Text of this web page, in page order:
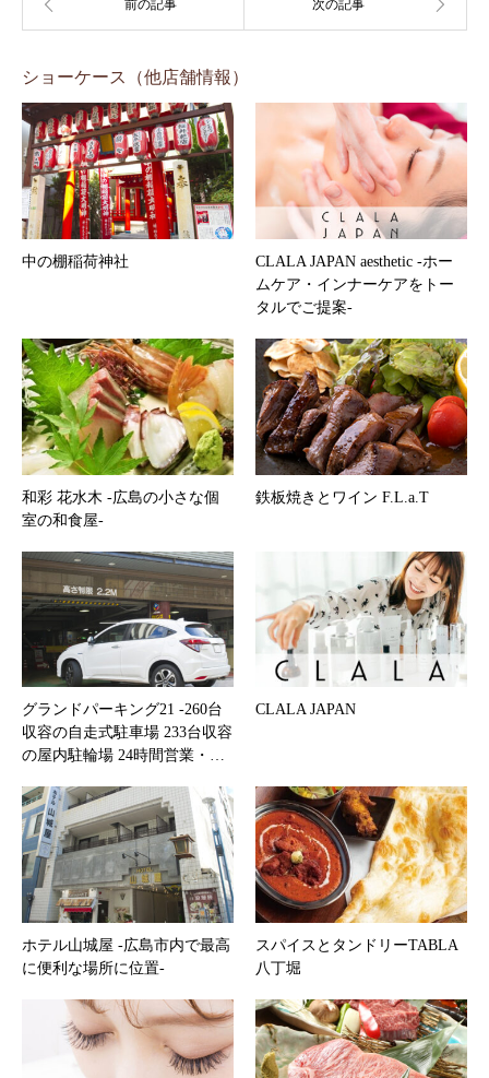
ショーケース（他店舗情報）
中の棚稲荷神社
CLALA JAPAN aesthetic -ホー
ムケア・インナーケアをトー
タルでご提案-
和彩 花水木 -広島の小さな個
室の和食屋-
鉄板焼きとワイン F.L.a.T
グランドパーキング21 -260台
収容の自走式駐車場 233台収容
の屋内駐輪場 24時間営業・…
CLALA JAPAN
ホテル山城屋 -広島市内で最高
に便利な場所に位置-
スパイスとタンドリーTABLA
八丁堀